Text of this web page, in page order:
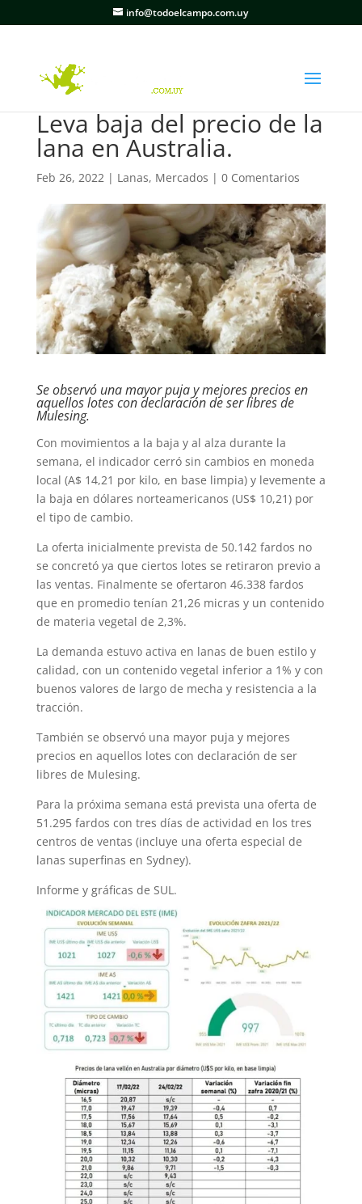
info@todoelcampo.com.uy
Leva baja del precio de la
lana en Australia.
Feb 26, 2022| Lanas, Mercados | 0 Comentarios
Se observó una mayor puja y mejores precios en
aquellos lotes con declaración de ser libres de
Mulesing.
Con movimientos a la baja y al alza durante la
semana, el indicador cerró sin cambios en moneda
local (A$ 14,21 por kilo, en base limpia) y levemente a
la baja en dólares norteamericanos (US$ 10,21) por
el tipo de cambio.
La oferta inicialmente prevista de 50.142 fardos no
se concretó ya que ciertos lotes se retiraron previo a
las ventas. Finalmente se ofertaron 46.338 fardos
que en promedio tenían 21,26 micras y un contenido
de materia vegetal de 2,3%.
La demanda estuvo activa en lanas de buen estilo y
calidad, con un contenido vegetal inferior a 1% y con
buenos valores de largo de mecha y resistencia a la
tracción.
También se observó una mayor puja y mejores
precios en aquellos lotes con declaración de ser
libres de Mulesing.
Para la próxima semana está prevista una oferta de
51.295 fardos con tres días de actividad en los tres
centros de ventas (incluye una oferta especial de
lanas superfinas en Sydney).
Informe y gráficas de SUL.